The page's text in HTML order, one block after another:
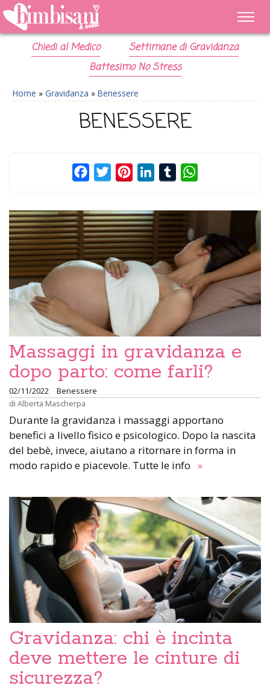
Chiedi al Medico
Settimane di Gravidanza
Battesimo No Stress
Home » Gravidanza » Benessere
BENESSERE
FacebookTwitterPinterestLinkedInTumblr
Massaggi in gravidanza e
dopo parto: come farli?
02/11/2022
Benessere
di Alberta Mascherpa
Durante la gravidanza i massaggi apportano
benefici a livello fisico e psicologico. Dopo la nascita
del bebè, invece, aiutano a ritornare in forma in
modo rapido e piacevole. Tutte le info »
Gravidanza: chi è incinta
deve mettere le cinture di
sicurezza?